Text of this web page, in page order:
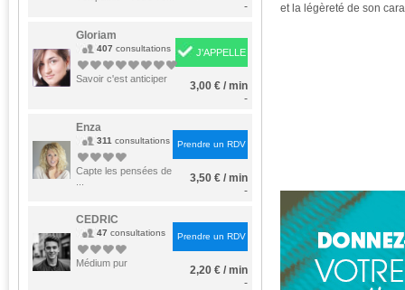
-
Gloriam
407 consultations
Savoir c'est anticiper
J'APPELLE
3,00 € / min
-
Enza
311 consultations
Capte les pensées de
Prendre un RDV
3,50 € / min
-
CEDRIC
47 consultations
Médium pur
Prendre un RDV
2,20 € / min
-
et la légèreté de son